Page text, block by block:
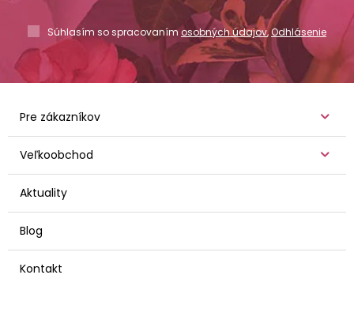
Súhlasím so spracovaním osobných údajov,Odhlásenie
Pre zákazníkov
Veľkoobchod
Aktuality
Blog
Kontakt